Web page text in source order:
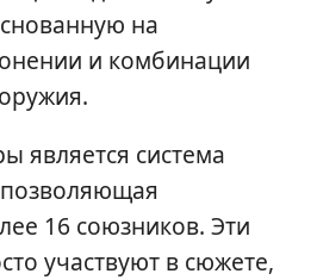
на
и комбинации
является система
16 союзников. Эти
участвуют в сюжете,